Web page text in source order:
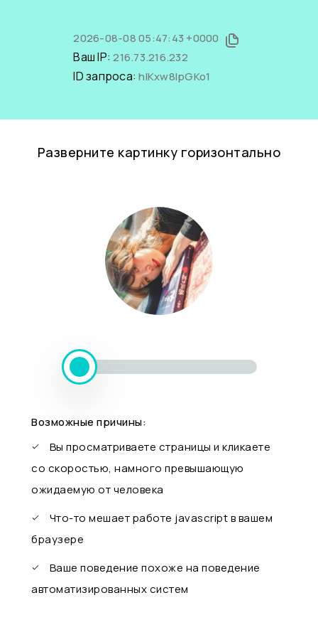
2026-08-08 05:47:43 +0000
Ваш IP:216.73.216.232
ID запроса:hlKxw8IpGKo1
Разверните картинку горизонтально
Возможные причины:
Вы просматриваете страницы и кликаете
со скоростью, намного превышающую
ожидаемую от человека
Что-то мешает работе javascript в вашем
браузере
Ваше поведение похоже на поведение
автоматизированных систем